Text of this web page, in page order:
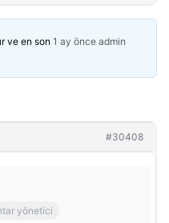
ve en son 1 ay önce admin
#30408
yönetici